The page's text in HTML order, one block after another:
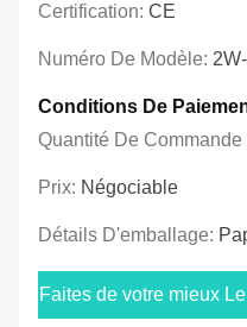
Certification: CE
Numéro De Modèle:
Conditions De
Quantité De Commande
Prix: Négociable
Détails D'emballage:
Faites de votre mieux